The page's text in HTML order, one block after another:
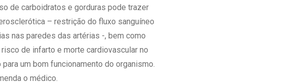
de carboidratos e gorduras pode trazer
– restrição do fluxo sanguíneo
nas paredes das artérias -, bem como
de infarto e morte cardiovascular no
um bom funcionamento do organismo.
o médico.